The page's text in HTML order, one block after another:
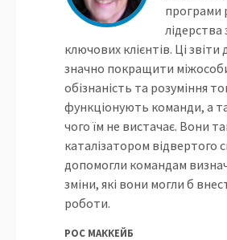
програми
ключових клієнтів. Ці
значно покращити
обізнаність та розуміння
функціонують команди, а
чого їм не вистачає. Вони
каталізатором відвертого
допомогли командам
зміни, які вони могли б
роботи.
РОС МАККЕЙБ